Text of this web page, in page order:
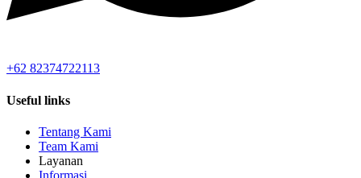
+62 82374722113
Useful links
Tentang Kami
Team Kami
Layanan
Informasi